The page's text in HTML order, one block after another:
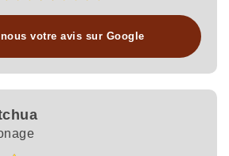
nous votre avis sur Google